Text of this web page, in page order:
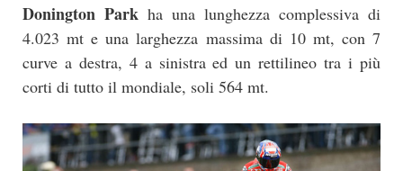
Donington Park ha una lunghezza complessiva di
4.023 mt e una larghezza massima di 10 mt, con 7
curve a destra, 4 a sinistra ed un rettilineo tra i più
corti di tutto il mondiale, soli 564 mt.